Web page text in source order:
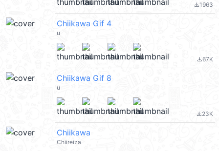
file_download1963
Chiikawa Gif 4
u
file_download67K
Chiikawa Gif 8
u
file_download23K
Chiikawa
Chiireiza